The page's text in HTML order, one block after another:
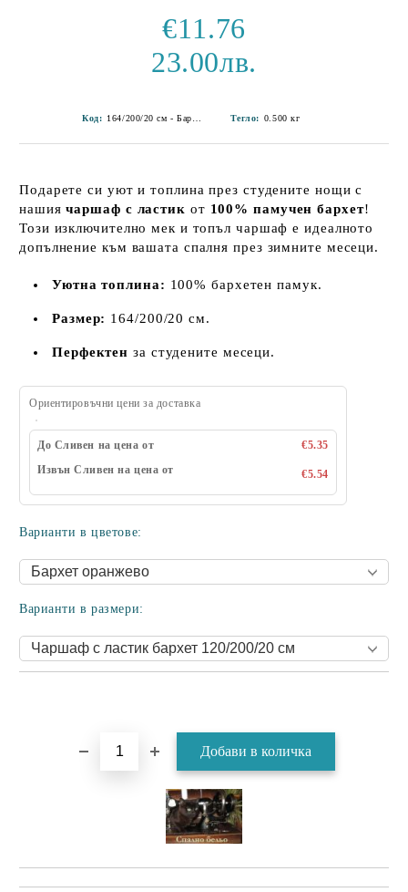
€11.76
23.00лв.
Код: Тегло: 0.500 кг
Подарете си уют и топлина през студените нощи с
нашиячаршаф с ластик от 100% памучен бархет!
Този изключително мек и топъл чаршаф е идеалното
допълнение към вашата спалня през зимните месеци.
Уютна топлина: 100% бархетен памук.
Размер: 164/200/20 см.
Перфектен за студените месеци.
Ориентировъчни цени за доставка
До Сливен на цена от
€5.35
Извън Сливен на цена от
€5.54
Варианти в цветове:
Варианти в размери: